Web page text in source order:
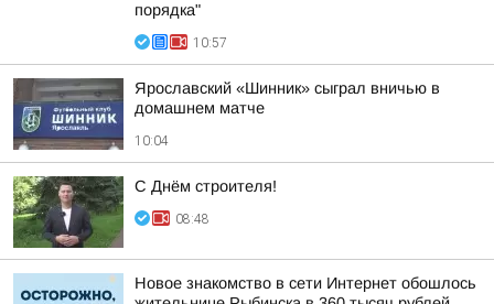
порядка"
10:57
Ярославский «Шинник» сыграл вничью в
домашнем матче
10:04
С Днём строителя!
08:48
Новое знакомство в сети Интернет обошлось